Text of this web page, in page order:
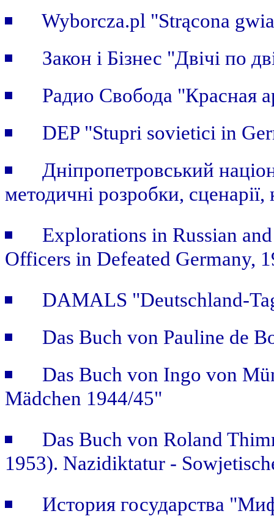
Wyborcza.pl "Strącona
Закон i Бiзнес "Двічі по
Радио Свобода "Красная
DEP "Stupri sovietici in
Дніпропетровський
методичні розробки,
Explorations in Russian
Officers in Defeated Germany,
DAMALS "Deutschland-
Das Buch von Pauline de
Das Buch von Ingo von
Mädchen 1944/45"
Das Buch von Roland
1953). Nazidiktatur -
История государства